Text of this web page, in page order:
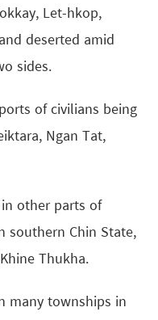
Let-hkop,
deserted amid
sides.
of civilians being
Ngan Tat,
other parts of
southern Chin State,
Thukha.
many townships in